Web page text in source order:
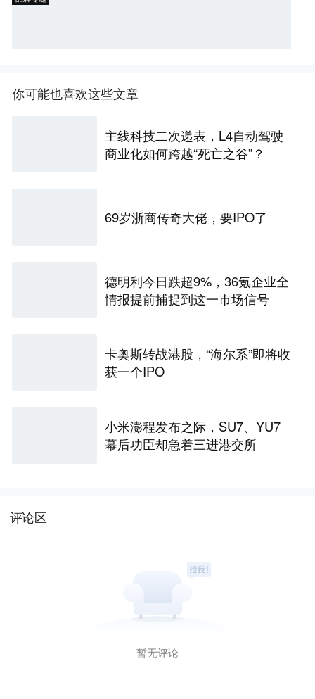
你可能也喜欢这些文章
主线科技二次递表，L4自动驾驶
商业化如何跨越“死亡之谷”？
69岁浙商传奇大佬，要IPO了
德明利今日跌超9%，36氪企业全
情报提前捕捉到这一市场信号
卡奥斯转战港股，“海尔系”即将收
获一个IPO
小米澎程发布之际，SU7、YU7
幕后功臣却急着三进港交所
评论区
暂无评论